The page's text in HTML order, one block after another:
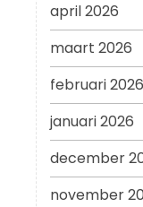
april 2026
maart 2026
februari 2026
januari 2026
december
november